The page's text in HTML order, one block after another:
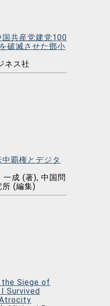
共産党建党100
破滅させた鄧小
ネス社
覇権とデジタ
成 (著), 中国問
所 (編集)
Siege of
I Survived